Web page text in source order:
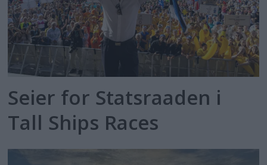
Seier for Statsraaden i
Tall Ships Races